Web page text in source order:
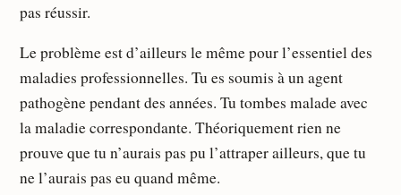
pas réussir.
Le problème est d’ailleurs le même pour l’essentiel des
maladies professionnelles. Tu es soumis à un agent
pathogène pendant des années. Tu tombes malade avec
la maladie correspondante. Théoriquement rien ne
prouve que tu n’aurais pas pu l’attraper ailleurs, que tu
ne l’aurais pas eu quand même.